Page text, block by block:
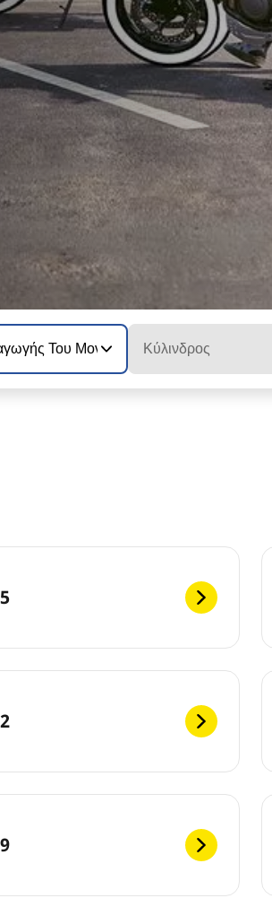
Του Μοντέλου Κύλινδρος